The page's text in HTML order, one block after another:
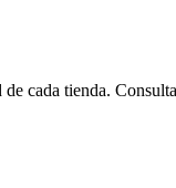
cada tienda.